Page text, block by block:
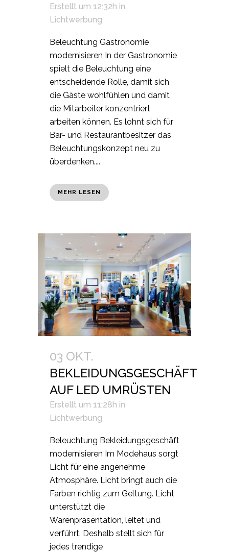
Erstellt um 12:32h in
Lichtwerbung
Beleuchtung Gastronomie
modernisieren In der Gastronomie
spielt die Beleuchtung eine
entscheidende Rolle, damit sich
die Gäste wohlfühlen und damit
die Mitarbeiter konzentriert
arbeiten können. Es lohnt sich für
Bar- und Restaurantbesitzer das
Beleuchtungskonzept neu zu
überdenken....
MEHR LESEN
03 OKT.
BEKLEIDUNGSGESCHÄFT
AUF LED UMRÜSTEN
Erstellt um 11:28h in
Lichtwerbung
Beleuchtung Bekleidungsgeschäft
modernisieren Im Modehaus sorgt
Licht für eine angenehme
Atmosphäre. Licht bringt auch die
Farben richtig zum Geltung. Licht
unterstützt die
Warenpräsentation, leitet und
verführt. Deshalb stellt sich für
jedes trendige